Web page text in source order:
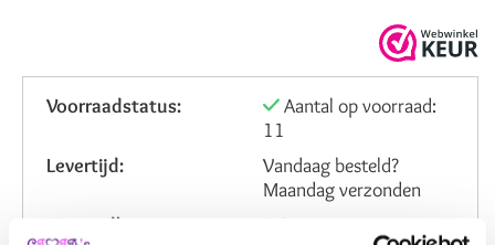
Voorraadstatus:
Aantal op voorraad:
11
Levertijd:
Vandaag besteld?
Maandag verzonden
Verzendkosten NL:
6,95